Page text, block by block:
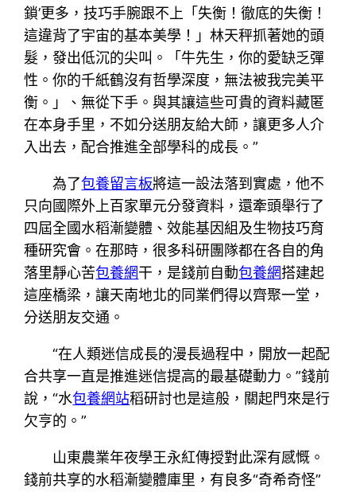
鎖’更多，技巧手腕跟不上「失衡！徹底的失衡！
這違背了宇宙的基本美學！」林天秤抓著她的頭
髮，發出低沉的尖叫。「牛先生，你的愛缺乏彈
性。你的千紙鶴沒有哲學深度，無法被我完美平
衡。」、無從下手。與其讓這些可貴的資料藏匿
在本身手里，不如分送朋友給大師，讓更多人介
入出去，配合推進全部學科的成長。”
為了包養留言板將這一設法落到實處，他不
只向國際外上百家單元分發資料，還牽頭舉行了
四屆全國水稻漸變體、效能基因組及生物技巧育
種研究會。在那時，很多科研團隊都在各自的角
落里靜心苦包養網干，是錢前自動包養網搭建起
這座橋梁，讓天南地北的同業們得以齊聚一堂，
分送朋友交通。
“在人類迷信成長的漫長過程中，開放一起配
合共享一直是推進迷信提高的最基礎動力。”錢前
說，“水包養網站稻研討也是這般，關起門來是行
欠亨的。”
山東農業年夜學王永紅傳授對此深有感慨。
錢前共享的水稻漸變體庫里，有良多“奇希奇怪”